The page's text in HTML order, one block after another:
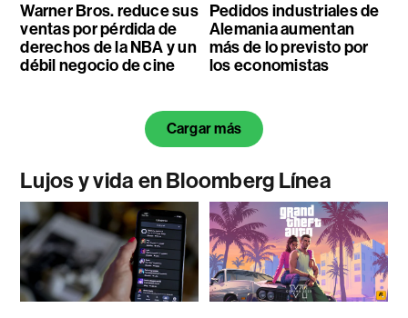
Warner Bros. reduce sus
ventas por pérdida de
derechos de la NBA y un
débil negocio de cine
Pedidos industriales de
Alemania aumentan
más de lo previsto por
los economistas
Cargar más
Lujos y vida en Bloomberg Línea